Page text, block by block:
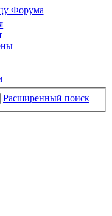
Расширенный поиск